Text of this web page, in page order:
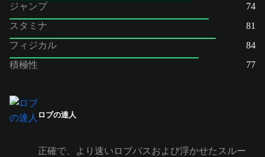
ジャンプ
74
スタミナ
81
フィジカル
84
積極性
77
ロブの達人
正確で、より速いロブパスおよび浮かせたスルー